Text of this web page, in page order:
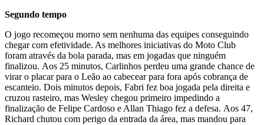
Segundo tempo
O jogo recomeçou morno sem nenhuma das equipes conseguindo
chegar com efetividade. As melhores iniciativas do Moto Club
foram através da bola parada, mas em jogadas que ninguém
finalizou. Aos 25 minutos, Carlinhos perdeu uma grande chance de
virar o placar para o Leão ao cabecear para fora após cobrança de
escanteio. Dois minutos depois, Fabri fez boa jogada pela direita e
cruzou rasteiro, mas Wesley chegou primeiro impedindo a
finalização de Felipe Cardoso e Allan Thiago fez a defesa. Aos 47,
Richard chutou com perigo da entrada da área, mas mandou para